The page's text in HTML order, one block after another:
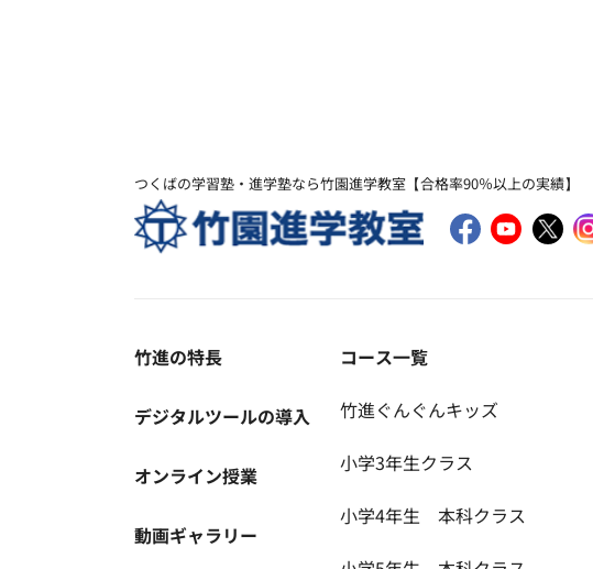
つくばの学習塾・進学塾なら竹園進学教室【合格率90％以上の実績】
竹進の特長
デジタルツールの導入
オンライン授業
動画ギャラリー
コース一覧
竹進ぐんぐんキッズ
小学3年生クラス
小学4年生 本科クラス